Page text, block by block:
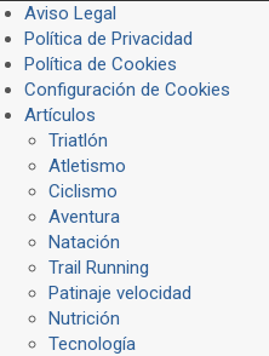
Aviso Legal
Política de Privacidad
Política de Cookies
Configuración de Cookies
Artículos
Triatlón
Atletismo
Ciclismo
Aventura
Natación
Trail Running
Patinaje velocidad
Nutrición
Tecnología